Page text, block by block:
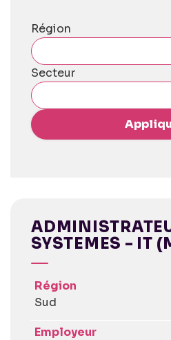
Région
Secteur
SYSTEMES - IT
Région
Sud
Employeur